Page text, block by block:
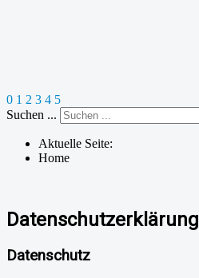
0 1 2 3 4 5
Suchen ...
Aktuelle Seite:
Home
Datenschutzerklärung
Datenschutz